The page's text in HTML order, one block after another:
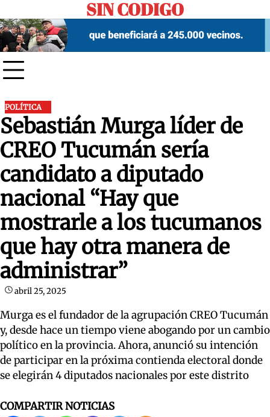
to
content
SIN CODIGO
POLÍTICA
Sebastián Murga líder de
CREO Tucumán sería
candidato a diputado
nacional “Hay que
mostrarle a los tucumanos
que hay otra manera de
administrar”
abril 25, 2025
Murga es el fundador de la agrupación CREO Tucumán
y, desde hace un tiempo viene abogando por un cambio
político en la provincia. Ahora, anunció su intención
de participar en la próxima contienda electoral donde
se elegirán 4 diputados nacionales por este distrito
COMPARTIR NOTICIAS